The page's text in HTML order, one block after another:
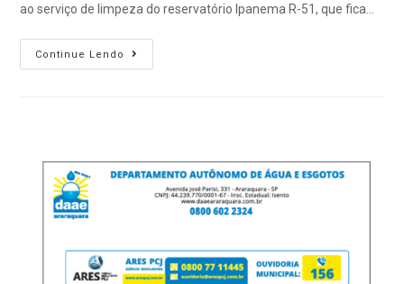
ao serviço de limpeza do reservatório Ipanema R-51, que fica…
Continue Lendo